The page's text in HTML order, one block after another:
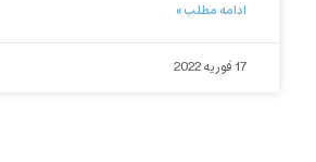
ادامه مطلب »
17 فوریه 2022